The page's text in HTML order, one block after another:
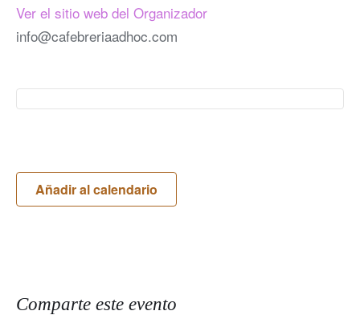
Ver el sitio web del Organizador
info@cafebreriaadhoc.com
Añadir al calendario
Comparte este evento